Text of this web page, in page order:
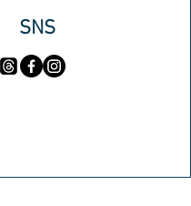
​SNS